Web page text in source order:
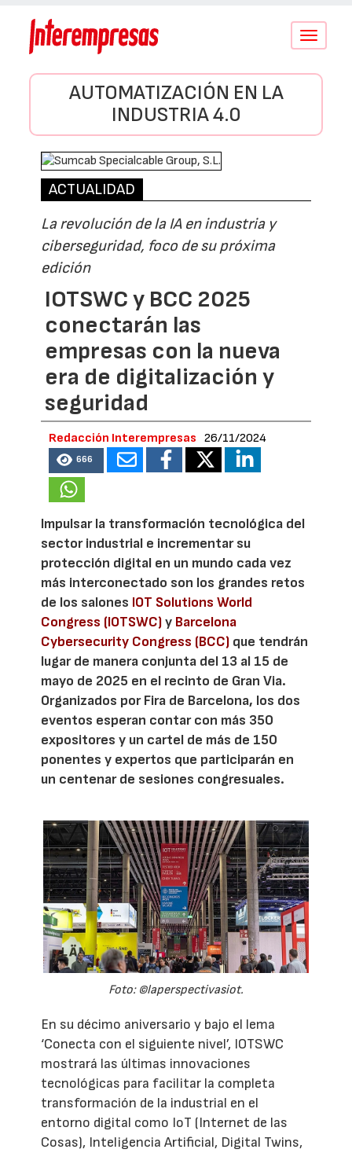
Conmutar
AUTOMATIZACIÓN EN LA
INDUSTRIA 4.0
ACTUALIDAD
La revolución de la IA en industria y
ciberseguridad, foco de su próxima
edición
IOTSWC y BCC 2025
conectarán las
empresas con la nueva
era de digitalización y
seguridad
Redacción Interempresas 26/11/2024
666
Impulsar la transformación tecnológica del
sector industrial e incrementar su
protección digital en un mundo cada vez
más interconectado son los grandes retos
de los salones IOT Solutions World
Congress (IOTSWC)y Barcelona
Cybersecurity Congress (BCC) que tendrán
lugar de manera conjunta del 13 al 15 de
mayo de 2025 en el recinto de Gran Via.
Organizados por Fira de Barcelona, los dos
eventos esperan contar con más 350
expositores y un cartel de más de 150
ponentes y expertos que participarán en
un centenar de sesiones congresuales.
Foto: ©laperspectivasiot.
En su décimo aniversario y bajo el lema
‘Conecta con el siguiente nivel’, IOTSWC
mostrará las últimas innovaciones
tecnológicas para facilitar la completa
transformación de la industrial en el
entorno digital como IoT (Internet de las
Cosas), Inteligencia Artificial, Digital Twins,